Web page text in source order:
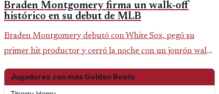
Braden Montgomery firma un walk-off
histórico en su debut de MLB
Braden Montgomery debutó con White Sox, pegó su
primer hit productor y cerró la noche con un jonrón walk-
este tipo en la historia.
Jugadores con más Golden Boots